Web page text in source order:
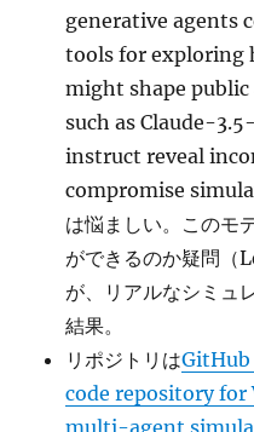
generative agents
tools for exploring
might shape
such as Claude-
instruct reveal
compromise
は悩ましい。このモ
ができるのか疑問（
が、リアルなシミュ
結果。
リポジトリは
code repository for
multi-agent